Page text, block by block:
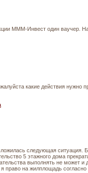
МММ-Инвест один ваучер.
какие действия
следующая ситуация.
5 этажного дома
выполнять не может и
право на жилплощадь